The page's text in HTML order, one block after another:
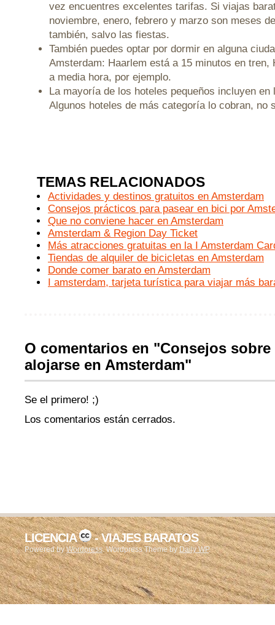
vez encuentres excelentes tarifas. Si viajas
noviembre, enero, febrero y marzo son meses
también, salvo las fiestas.
También puedes optar por dormir en alguna
Amsterdam: Haarlem está a 15 minutos en tren,
a media hora, por ejemplo.
La mayoría de los hoteles pequeños incluyen en
Algunos hoteles de más categoría lo cobran, no
TEMAS RELACIONADOS
Actividades y destinos gratuitos en Amsterdam
Consejos prácticos para pasear en bici por
Que no conviene hacer en Amsterdam
Amsterdam & Region Day Ticket
Más atracciones gratuitas en la I Amsterdam
Tiendas de alquiler de bicicletas en Amsterdam
Donde comer barato en Amsterdam
I amsterdam, tarjeta turística para viajar más
O comentarios en "Consejos sobre
alojarse en Amsterdam"
Se el primero! ;)
Los comentarios están cerrados.
LICENCIA - VIAJES BARATOS
Powered byWordpress. Wordpress Theme byDaily WP.